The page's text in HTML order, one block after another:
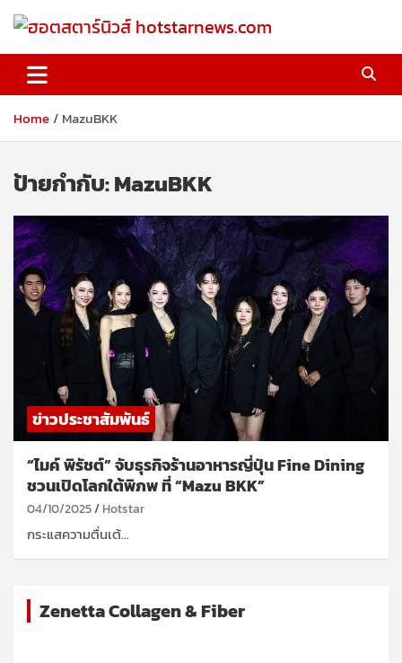
ฮอตสตาร์นิวส์ hotstarnews.com
Home MazuBKK
ป้ายกำกับ:MazuBKK
ข่าวประชาสัมพันธ์
“ไมค์ พิรัชต์” จับธุรกิจร้านอาหารญี่ปุ่น Fine Dining
ชวนเปิดโลกใต้พิภพ ที่ “Mazu BKK”
04/10/2025 Hotstar
กระแสความตื่นเต้…
Zenetta Collagen & Fiber